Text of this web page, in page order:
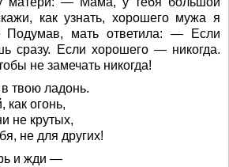
как узнать, хорошего мужа я
Подумав, мать ответила: — Если
сразу. Если хорошего — никогда.
не замечать никогда!
твою ладонь.
огонь,
не крутых,
не для других!
и жди —